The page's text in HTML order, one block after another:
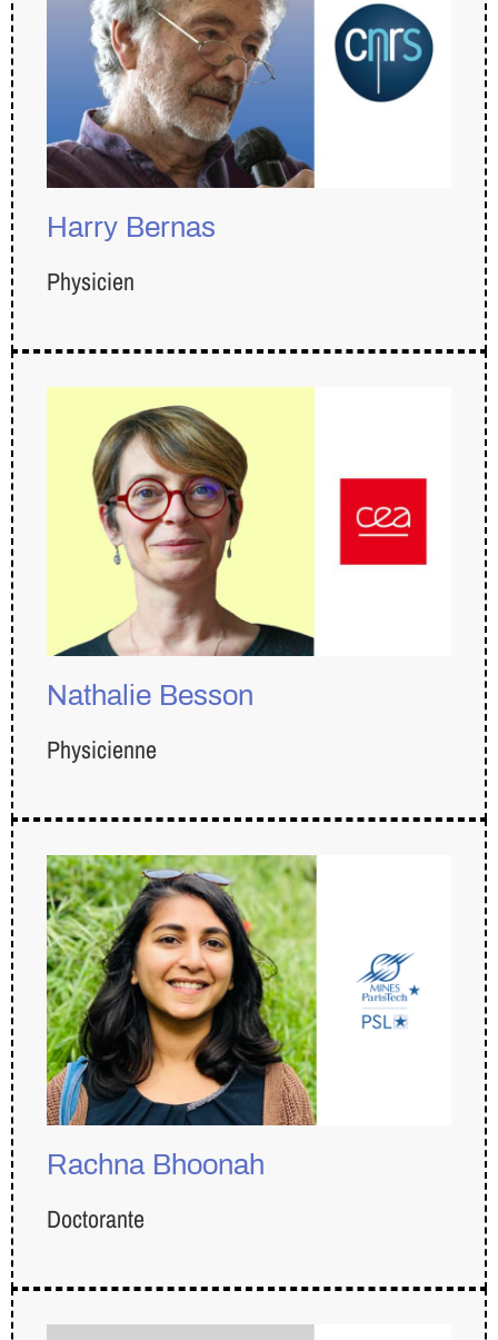
Harry Bernas
Physicien
Nathalie Besson
Physicienne
Rachna Bhoonah
Doctorante